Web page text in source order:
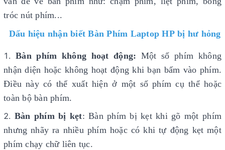
tróc nút phím...
Dấu hiệu nhận biết Bàn Phím Laptop HP bị hư hỏng
Bàn phím không hoạt động: Một số phím không
nhận diện hoặc không hoạt động khi bạn bấm vào phím.
Điều này có thể xuất hiện ở một số phím cụ thể hoặc
toàn bộ bàn phím.
Bàn phím bị kẹt: Bàn phím bị kẹt khi gõ một phím
nhưng nhãy ra nhiều phím hoặc có khi tự động kẹt một
phím chạy chữ liên tục.